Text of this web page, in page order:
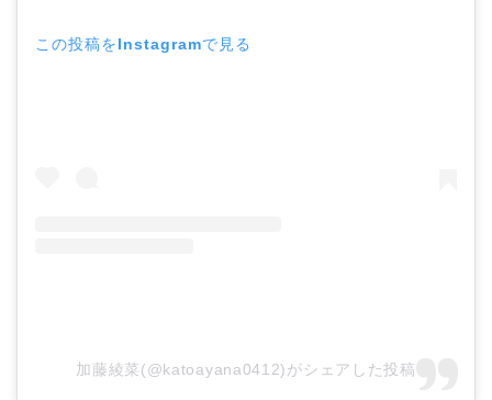
この投稿をInstagramで見る
加藤綾菜(@katoayana0412)がシェアした投稿